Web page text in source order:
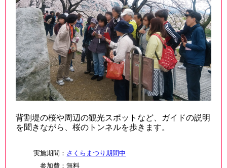
背割堤の桜や周辺の観光スポットなど、ガイドの説明
を聞きながら、桜のトンネルを歩きます。
実施期間 ： さくらまつり期間中
参加費 ：無料